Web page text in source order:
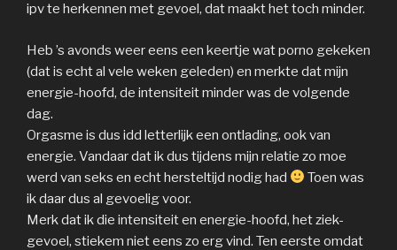
ipv te herkennen met gevoel, dat maakt het toch minder.
Heb ’s avonds weer eens een keertje wat porno gekeken
(dat is echt al vele weken geleden) en merkte dat mijn
energie-hoofd, de intensiteit minder was de volgende
dag.
Orgasme is dus idd letterlijk een ontlading, ook van
energie. Vandaar dat ik dus tijdens mijn relatie zo moe
werd van seks en echt hersteltijd nodig had
Toen was
ik daar dus al gevoelig voor.
Merk dat ik die intensiteit en energie-hoofd, het ziek-
gevoel, stiekem niet eens zo erg vind. Ten eerste omdat